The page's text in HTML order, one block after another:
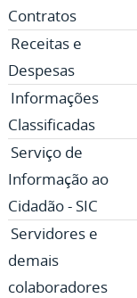
Contratos
Receitas e
Despesas
Informações
Classificadas
Serviço de
Informação ao
Cidadão - SIC
Servidores e
demais
colaboradores